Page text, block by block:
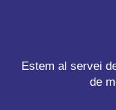
Estem al servei
de